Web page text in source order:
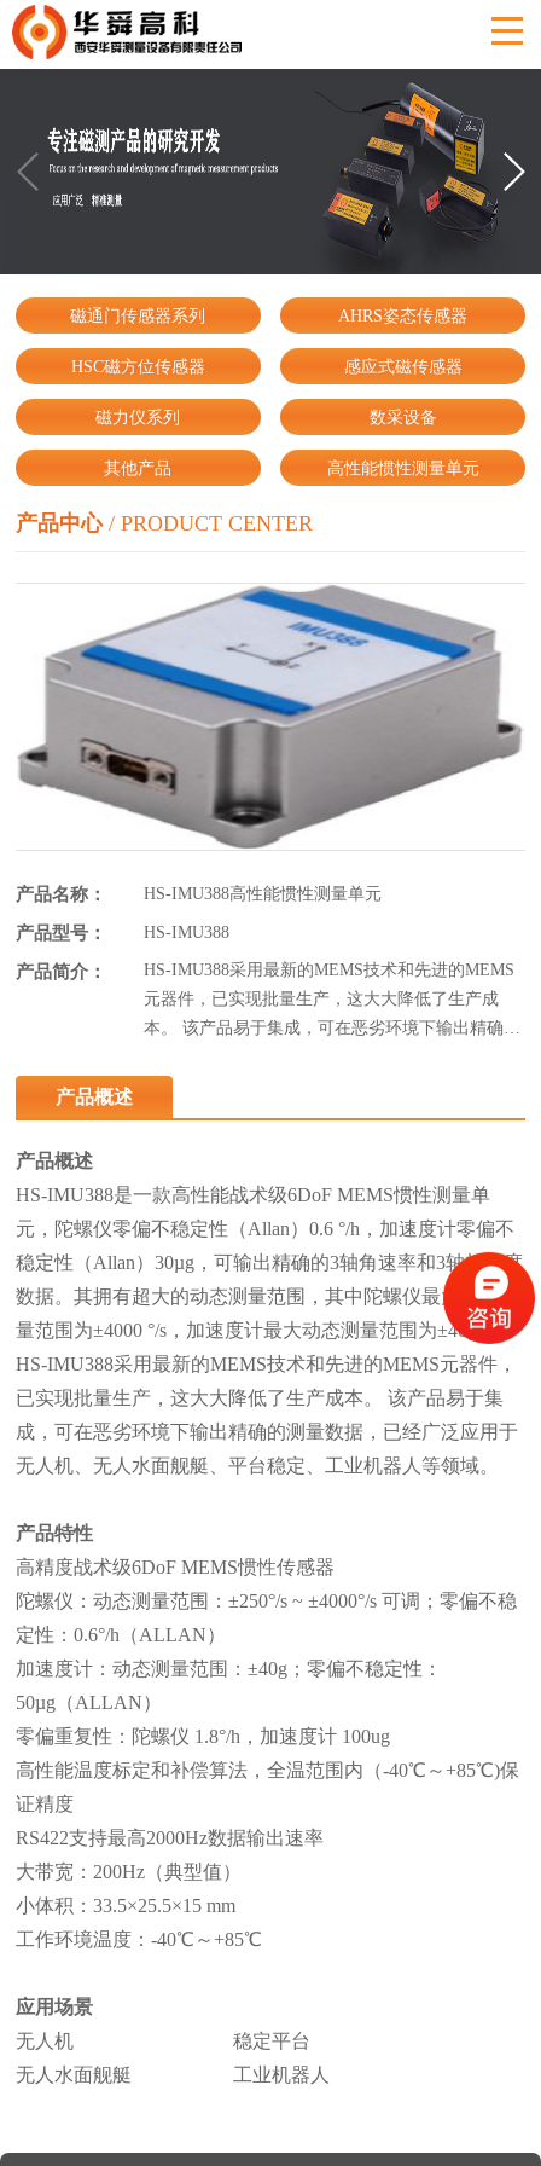
磁通门传感器系列 AHRS姿态传感器
HSC磁方位传感器 感应式磁传感器
磁力仪系列 数采设备
其他产品 高性能惯性测量单元
产品中心 / PRODUCT CENTER
产品名称： HS-IMU388高性能惯性测量单元
产品型号： HS-IMU388
产品简介：
HS-IMU388采用最新的MEMS技术和先进的MEMS
元器件，已实现批量生产，这大大降低了生产成
本。 该产品易于集成，可在恶劣环境下输出精确的
产品概述
产品概述
HS-IMU388是一款高性能战术级6DoF MEMS惯性测量单
元，陀螺仪零偏不稳定性（Allan）0.6 °/h，加速度计零偏不
稳定性（Allan）30µg，可输出精确的3轴角速率和3轴加速度
数据。其拥有超大的动态测量范围，其中陀螺仪最大动态测
量范围为±4000 °/s，加速度计最大动态测量范围为±40g。
HS-IMU388采用最新的MEMS技术和先进的MEMS元器件，
已实现批量生产，这大大降低了生产成本。 该产品易于集
成，可在恶劣环境下输出精确的测量数据，已经广泛应用于
无人机、无人水面舰艇、平台稳定、工业机器人等领域。
产品特性
高精度战术级6DoF MEMS惯性传感器
陀螺仪：动态测量范围：±250°/s ~ ±4000°/s 可调；零偏不稳
定性：0.6°/h（ALLAN）
加速度计：动态测量范围：±40g；零偏不稳定性：
50µg（ALLAN）
零偏重复性：陀螺仪 1.8°/h，加速度计 100ug
高性能温度标定和补偿算法，全温范围内（-40℃～+85℃)保
证精度
RS422支持最高2000Hz数据输出速率
大带宽：200Hz（典型值）
小体积：33.5×25.5×15 mm
工作环境温度：-40℃～+85℃
应用场景
无人机 稳定平台
无人水面舰艇 工业机器人